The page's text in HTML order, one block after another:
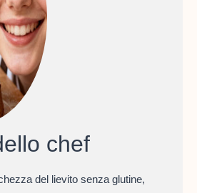
chef
del lievito senza glutine,